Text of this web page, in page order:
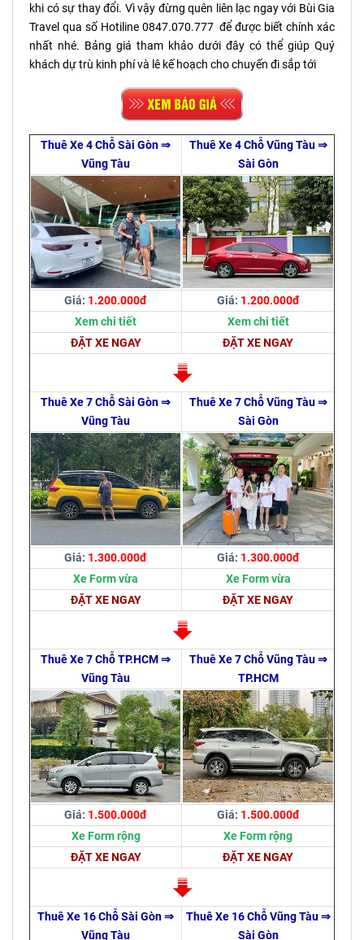
khi có sự thay đổi. Vì vậy đừng quên liên lạc ngay với Bùi Gia
Travel qua số Hotiline 0847.070.777 để được biết chính xác
nhất nhé. Bảng giá tham khảo dưới đây có thể giúp Quý
khách dự trù kinh phí và lê kế hoạch cho chuyến đi sắp tới
Thuê Xe 4 Chỗ Sài Gòn ⇒
Vũng Tàu
Thuê Xe 4 Chỗ Vũng Tàu ⇒
Sài Gòn
Giá: 1.200.000đ Giá: 1.200.000đ
Xem chi tiết
Xem chi tiết
ĐẶT XE NGAY
ĐẶT XE NGAY
Thuê Xe 7 Chỗ Sài Gòn ⇒
Vũng Tàu
Thuê Xe 7 Chỗ Vũng Tàu ⇒
Sài Gòn
Giá: 1.300.000đ Giá: 1.300.000đ
Xe Form vừa
Xe Form vừa
ĐẶT XE NGAY
ĐẶT XE NGAY
Thuê Xe 7 Chỗ TP.HCM ⇒
Vũng Tàu
Thuê Xe 7 Chỗ Vũng Tàu ⇒
TP.HCM
Giá: 1.500.000đ Giá: 1.500.000đ
Xe Form rộng
Xe Form rộng
ĐẶT XE NGAY
ĐẶT XE NGAY
Thuê Xe 16 Chỗ Sài Gòn ⇒
Vũng Tàu
Thuê Xe 16 Chỗ Vũng Tàu ⇒
Sài Gòn